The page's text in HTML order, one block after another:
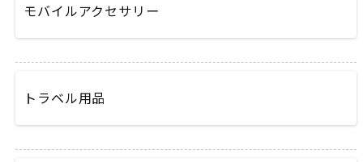
モバイルアクセサリー
トラベル用品